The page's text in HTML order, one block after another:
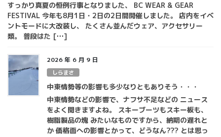
すっかり真夏の恒例行事となりました、 BC WEAR & GEAR
FESTIVAL 今年も8月1日・2日の2日間開催しました。 店内をイベ
ントモードに大改装し、 たくさん並んだウェア、アクセサリー
類。 普段はた […]
2026 年 6 月 9 日
しらまさ
中東情勢等の影響も多少なりともありそう・・・
中東情勢などの影響で、ナフサ不足などの ニュース
をよく聞きますよね。 スキーブーツもスキー板も、
樹脂製品の塊 みたいなものですから、納期の遅れと
か 価格面への影響とかって、どうなん??? とは思っ